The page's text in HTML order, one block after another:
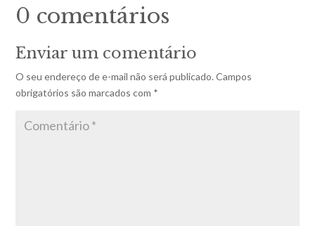
0 comentários
Enviar um comentário
O seu endereço de e-mail não será publicado. Campos
obrigatórios são marcados com *